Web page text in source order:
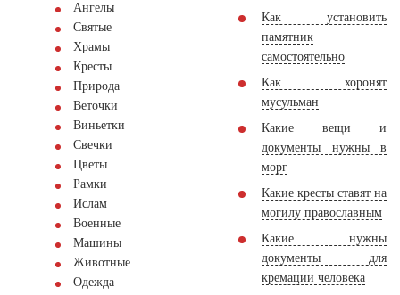
Ангелы
Святые
Храмы
Кресты
Природа
Веточки
Виньетки
Свечки
Цветы
Рамки
Ислам
Военные
Машины
Животные
Одежда
Как установить
памятник
самостоятельно
Как хоронят
мусульман
Какие вещи и
документы нужны в
морг
Какие кресты ставят на
могилу православным
Какие нужны
документы для
кремации человека